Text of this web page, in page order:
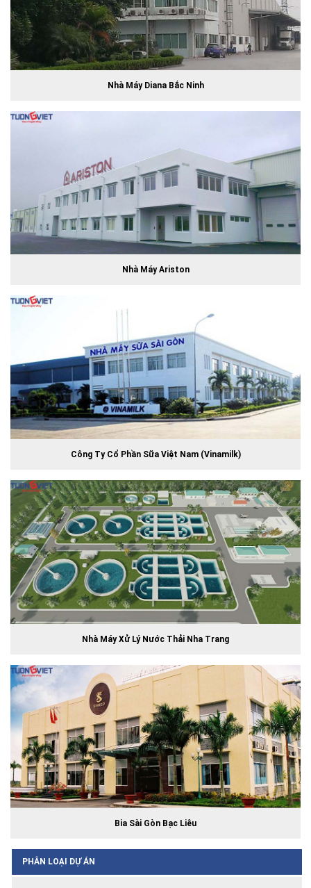
Nhà Máy Diana Bắc Ninh
Nhà Máy Ariston
Công Ty Cổ Phần Sữa Việt Nam (Vinamilk)
Nhà Máy Xử Lý Nước Thải Nha Trang
Bia Sài Gòn Bạc Liêu
PHÂN LOẠI DỰ ÁN